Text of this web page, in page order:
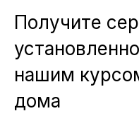
Получите
нашим
дома